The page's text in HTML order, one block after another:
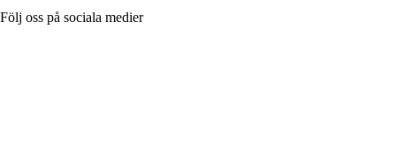
Följ oss på sociala medier